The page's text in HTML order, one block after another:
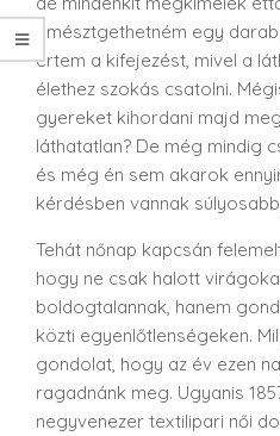
emésztgethetném egy
értem a kifejezést, mivel a
élethez szokás csatolni.
gyereket kihordani majd
láthatatlan? De még mindig
és még én sem akarok
kérdésben vannak
Tehát nőnap kapcsán
hogy ne csak halott
boldogtalannak, hanem
közti egyenlőtlenségeken.
gondolat, hogy az év ezen
ragadnánk meg. Ugyanis
negyvenezer textilipari női